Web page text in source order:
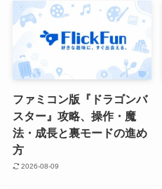
ファミコン版『ドラゴンバ
スター』攻略、操作・魔
法・成長と裏モードの進め
方
2026-08-09